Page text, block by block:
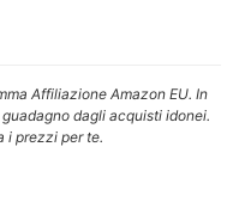
Affiliazione Amazon EU. In
dagli acquisti idonei.
i prezzi per te.